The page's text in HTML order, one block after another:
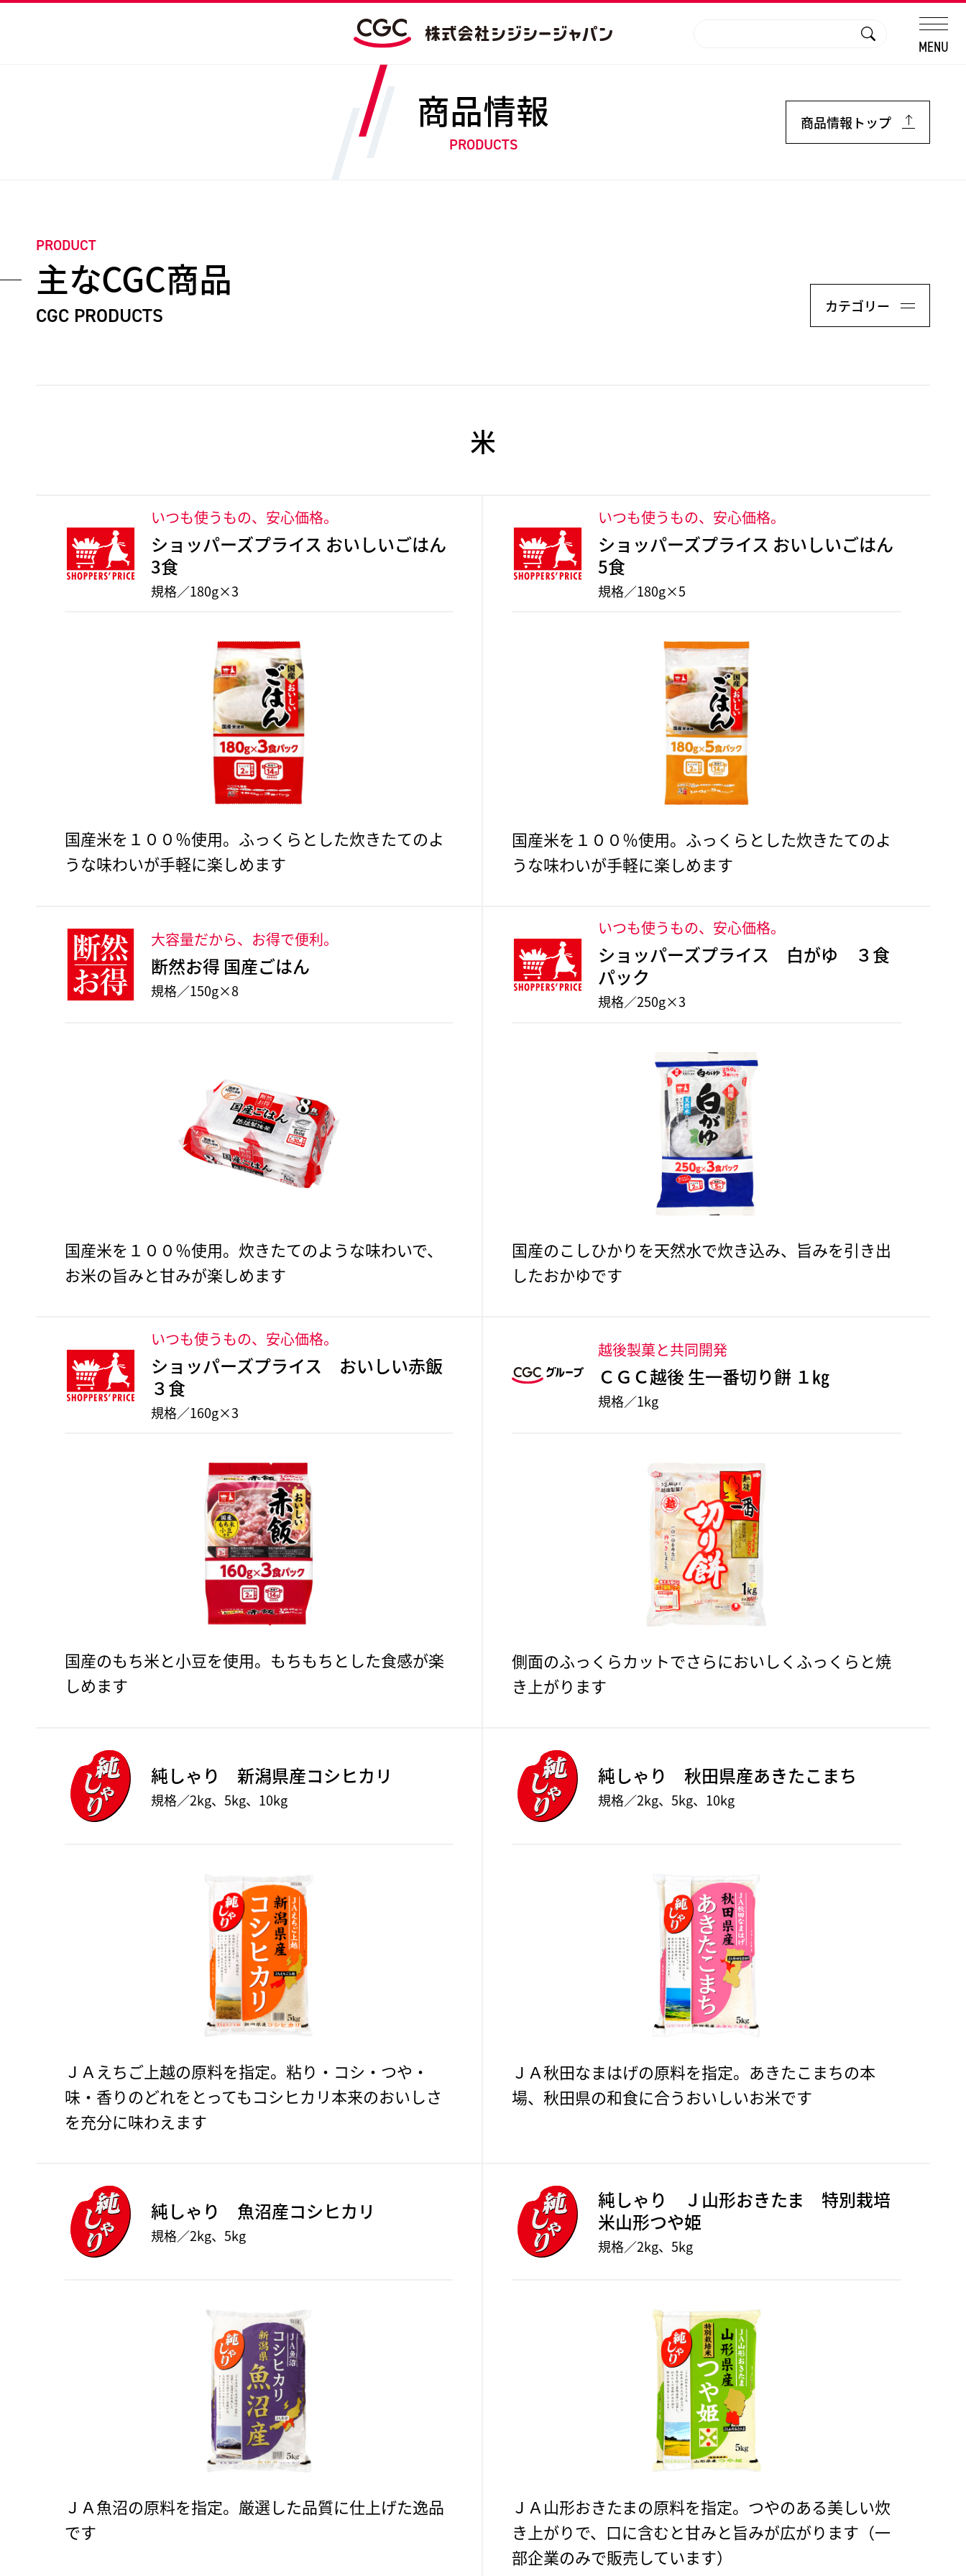
MENU
商品情報
PRODUCTS
商品情報トップ
PRODUCT
主なCGC商品
CGC PRODUCTS カテゴリー
米
いつも使うもの、安心価格。
ショッパーズプライス おいしいごはん
3食
規格／180g×3
国産米を１００％使用。ふっくらとした炊きたてのよ
うな味わいが手軽に楽しめます
いつも使うもの、安心価格。
ショッパーズプライス おいしいごはん
5食
規格／180g×5
国産米を１００％使用。ふっくらとした炊きたてのよ
うな味わいが手軽に楽しめます
大容量だから、お得で便利。
断然お得 国産ごはん
規格／150g×8
国産米を１００％使用。炊きたてのような味わいで、
お米の旨みと甘みが楽しめます
いつも使うもの、安心価格。
ショッパーズプライス 白がゆ ３食
パック
規格／250g×3
国産のこしひかりを天然水で炊き込み、旨みを引き出
したおかゆです
いつも使うもの、安心価格。
ショッパーズプライス おいしい赤飯
３食
規格／160g×3
国産のもち米と小豆を使用。もちもちとした食感が楽
しめます
越後製菓と共同開発
ＣＧＣ越後 生一番切り餅 １㎏
規格／1kg
側面のふっくらカットでさらにおいしくふっくらと焼
き上がります
純しゃり 新潟県産コシヒカリ
規格／2kg、5kg、10kg
ＪＡえちご上越の原料を指定。粘り・コシ・つや・
味・香りのどれをとってもコシヒカリ本来のおいしさ
を充分に味わえます
純しゃり 秋田県産あきたこまち
規格／2kg、5kg、10kg
ＪＡ秋田なまはげの原料を指定。あきたこまちの本
場、秋田県の和食に合うおいしいお米です
純しゃり 魚沼産コシヒカリ
規格／2kg、5kg
ＪＡ魚沼の原料を指定。厳選した品質に仕上げた逸品
です
純しゃり Ｊ山形おきたま 特別栽培
米山形つや姫
規格／2kg、5kg
ＪＡ山形おきたまの原料を指定。つやのある美しい炊
き上がりで、口に含むと甘みと旨みが広がります（一
部企業のみで販売しています）